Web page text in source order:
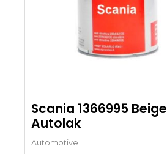
Scania 1366995 Beige
Autolak
Automotive